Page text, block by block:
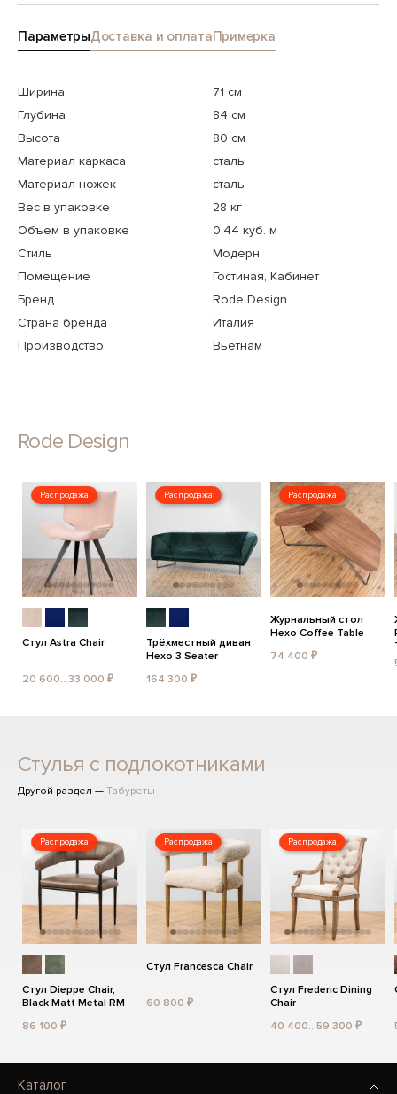
ПараметрыДоставка и оплатаПримерка
Ширина
71 см
Глубина
84 см
Высота
80 см
Материал каркаса
сталь
Материал ножек
сталь
Вес в упаковке
28 кг
Объем в упаковке
0.44 куб. м
Стиль
Модерн
Помещение
Гостиная, Кабинет
Бренд
Rode Design
Страна бренда
Италия
Производство
Вьетнам
Rode Design
Распродажа
Стул Astra Chair
20 600...33 000 ₽
Распродажа
Трёхместный диван
Hexo 3 Seater
164 300 ₽
Распродажа
Журнальный стол
Hexo Coffee Table
74 400 ₽
Стулья с подлокотниками
Другой раздел — Табуреты
Распродажа
Стул Dieppe Chair,
Black Matt Metal RM
86 100 ₽
Распродажа
Стул Francesca Chair
60 800 ₽
Распродажа
Стул Frederic Dining
Chair
40 400...59 300 ₽
Каталог